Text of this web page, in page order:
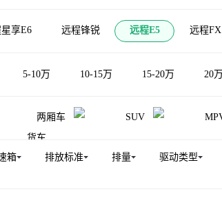
裕路 银隆新能源 一汽凌河
享E6 远程锋锐 远程E5 远程FX
5-10万 10-15万 15-20万 20
两厢车 SUV
货车
箱 排放标准 排量 驱动类型